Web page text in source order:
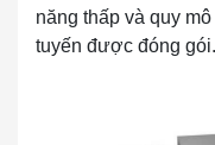
năng thấp và quy
tuyến được đóng gói.